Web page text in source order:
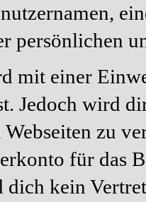
persönlichen
mit einer
Jedoch wird
zu
für das
dich kein